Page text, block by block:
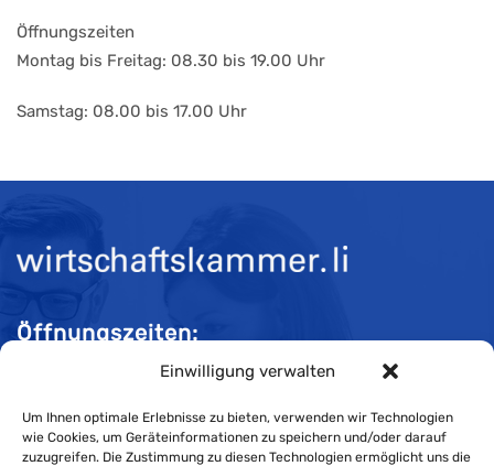
Einwilligung verwalten
Um Ihnen optimale Erlebnisse zu bieten, verwenden wir Technologien
wie Cookies, um Geräteinformationen zu speichern und/oder darauf
zuzugreifen. Die Zustimmung zu diesen Technologien ermöglicht uns die
Öffnungszeiten
Montag bis Freitag: 08.30 bis 19.00 Uhr
Samstag: 08.00 bis 17.00 Uhr
Öffnungszeiten:
Mo-Do 08:00 bis 11:30 und 13:30 bis 16:30 Uhr
Fr 08:00 bis 11:30 und 13:30 bis 16:00 Uhr